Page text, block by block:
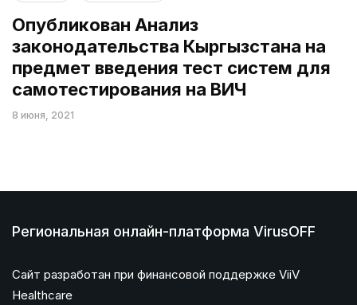
Опубликован Анализ
законодательства Кыргызстана на
предмет введения тест систем для
самотестирования на ВИЧ
8 июня, 2021
Региональная онлайн-платформа VirusOFF
Сайт разработан при финансовой поддержке ViiV
Healthcare